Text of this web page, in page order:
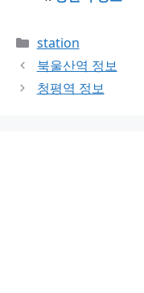
Categories
station
북울산역 정보
청평역 정보